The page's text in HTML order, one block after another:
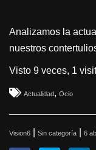
Analizamos la
nuestros
Visto 9 veces, 1
Actualidad, Ocio
Vision6 Sin categoría 6